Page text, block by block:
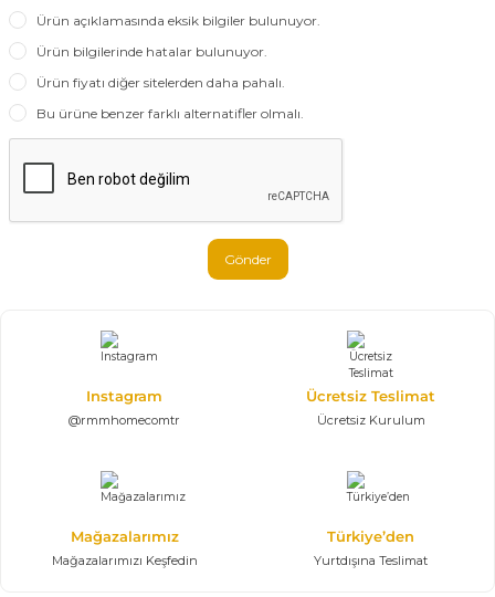
Ürün açıklamasında eksik bilgiler bulunuyor.
Ürün bilgilerinde hatalar bulunuyor.
Ürün fiyatı diğer sitelerden daha pahalı.
Bu ürüne benzer farklı alternatifler olmalı.
Gönder
Instagram
@rmmhomecomtr
Ücretsiz Teslimat
Ücretsiz Kurulum
Mağazalarımız
Mağazalarımızı Keşfedin
Türkiye’den
Yurtdışına Teslimat